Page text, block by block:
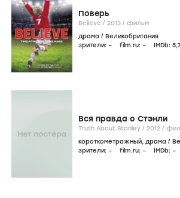
Поверь
Believe / 2013 / фильм
драма / Великобритания
зрители: – film.ru: – IMDb: 5
Вся правда о Стэнли
Truth About Stanley / 2012 /
короткометражный, драма /
зрители: – film.ru: – IMDb: –